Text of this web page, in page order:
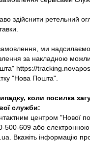
здійснити ретельний
ми
за накладною
https://
"Нова Пошта".
коли посилка
служби:
центром "Нової
500-609 або
Вкажіть інформацію